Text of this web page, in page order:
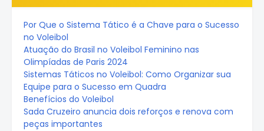
Por Que o Sistema Tático é a Chave para o Sucesso
no Voleibol
Atuação do Brasil no Voleibol Feminino nas
Olimpíadas de Paris 2024
Sistemas Táticos no Voleibol: Como Organizar sua
Equipe para o Sucesso em Quadra
Benefícios do Voleibol
Sada Cruzeiro anuncia dois reforços e renova com
peças importantes